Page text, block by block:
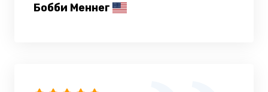
Бобби Меннег